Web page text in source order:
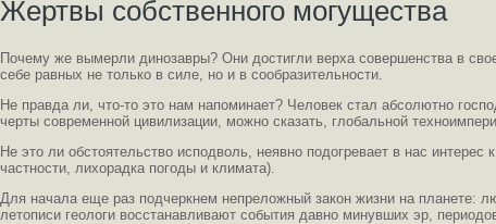
Жертвы собственного могущества
Почему же вымерли динозавры? Они достигли верха совершенства в
себе равных не только в силе, но и в сообразительности.
Не правда ли, что-то это нам напоминает? Человек стал абсолютно
черты современной цивилизации, можно сказать, глобальной
Не это ли обстоятельство исподволь, неявно подогревает в нас
частности, лихорадка погоды и климата).
Для начала еще раз подчеркнем непреложный закон жизни на планете:
летописи геологи восстанавливают события давно минувших эр,